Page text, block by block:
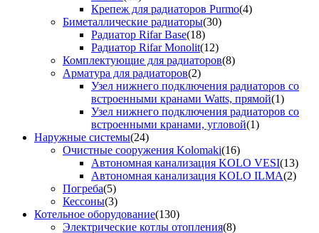
Крепеж для радиаторов Purmo(4)
Биметаллические радиаторы(30)
Радиатор Rifar Base(18)
Радиатор Rifar Monolit(12)
Комплектующие для радиаторов(8)
Арматура для радиаторов(2)
Узел нижнего подключения радиаторов со
встроенными кранами Watts, прямой(1)
Узел нижнего подключения радиаторов со
встроенными кранами, угловой(1)
Наружные системы(24)
Очистные сооружения Kolomaki(16)
Автономная канализация KOLO VESI(13)
Автономная канализация KOLO ILMA(2)
Погреба(5)
Кессоны(3)
Котельное оборудование(130)
Электрические котлы отопления(8)